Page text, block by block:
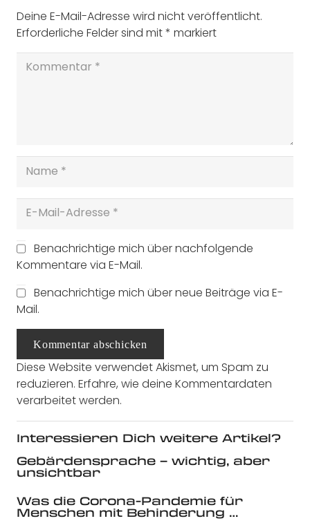
Deine E-Mail-Adresse wird nicht veröffentlicht.
Erforderliche Felder sind mit* markiert
Benachrichtige mich über nachfolgende
Kommentare via E-Mail.
Benachrichtige mich über neue Beiträge via E-
Mail.
Kommentar abschicken
Diese Website verwendet Akismet, um Spam zu
reduzieren. Erfahre, wie deine Kommentardaten
verarbeitet werden.
Interessieren Dich weitere Artikel?
Gebärdensprache – wichtig, aber
unsichtbar
Was die Corona-Pandemie für
Menschen mit Behinderung …